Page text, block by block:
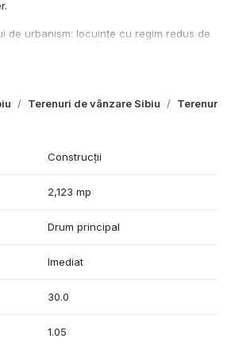
Terenuri de vânzare Sibiu Terenuri
de urbanism: locuințe cu regim redus de
servicii:
Construcții
2,123 mp
Drum principal
Imediat
30.0
1.05